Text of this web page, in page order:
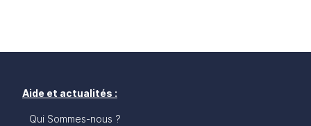
Aide et actualités :
Qui Sommes-nous ?